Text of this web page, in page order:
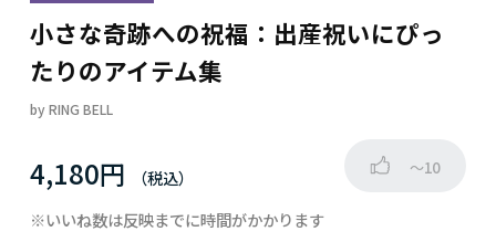
小さな奇跡への祝福：出産祝いにぴっ
たりのアイテム集
byRING BELL
4,180円 ～10
※いいね数は反映までに時間がかかります